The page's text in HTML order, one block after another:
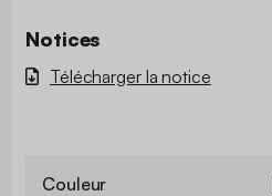
Notices
Télécharger la notice
Couleur